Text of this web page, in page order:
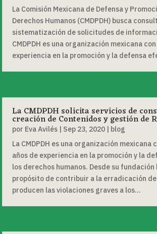
La Comisión Mexicana de Defensa y
Derechos Humanos (CMDPDH) busca
sistematización de solicitudes de
CMDPDH es una organización mexicana
experiencia en la promoción y la defensa
La CMDPDH solicita servicios de
creación de Contenidos y gestión de
por Eva Avilés | Sep 23, 2020 | blog
La CMDPDH es una organización mexicana
años de experiencia en la promoción y la
los derechos humanos. Desde su
propósito de contribuir a la erradicación de
producen las violaciones graves a los...